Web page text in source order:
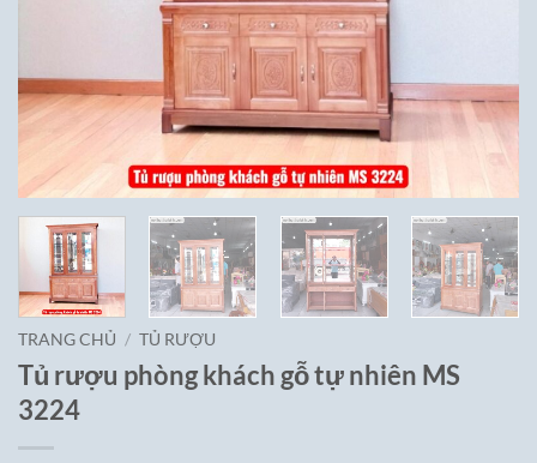
TRANG CHỦ / TỦ RƯỢU
Tủ rượu phòng khách gỗ tự nhiên MS
3224